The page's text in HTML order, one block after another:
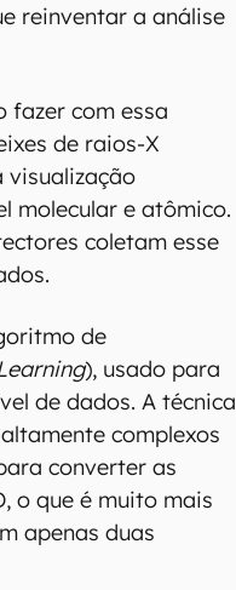
reinventar a análise
fazer com essa
de raios-X
visualização
molecular e atômico.
coletam esse
de
), usado para
de dados. A técnica
complexos
converter as
o que é muito mais
apenas duas